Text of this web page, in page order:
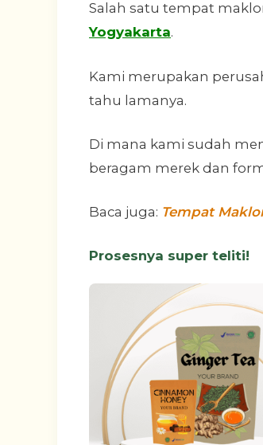
Salah satu tempat
Yogyakarta.
Kami merupakan
tahu lamanya.
Di mana kami sudah
beragam merek dan
Baca juga: Tempat
Prosesnya super teliti!